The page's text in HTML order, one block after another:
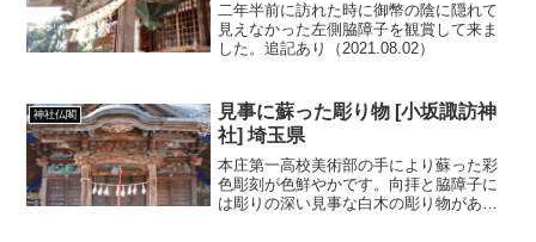
二年半前に訪れた時に御幣の陰に隠れて
見えなかった左側脇障子を観賞して来ま
した。追記あり（2021.08.02）
神社仏閣
見事に蘇った彫り物 [小坂諏訪神
社] 埼玉県
本庄第一高校美術部の手により蘇った彩
色彫刻が色鮮やかです。向拝と脇障子に
は彫りの深い見事な白木の彫り物があり